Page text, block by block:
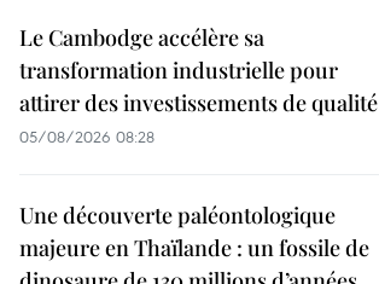
Le Cambodge accélère sa
transformation industrielle pour
attirer des investissements de qualité
05/08/2026 08:28
Une découverte paléontologique
majeure en Thaïlande : un fossile de